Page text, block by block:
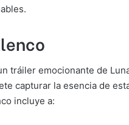
tráiler emocionante de
capturar la esencia de
incluye a: